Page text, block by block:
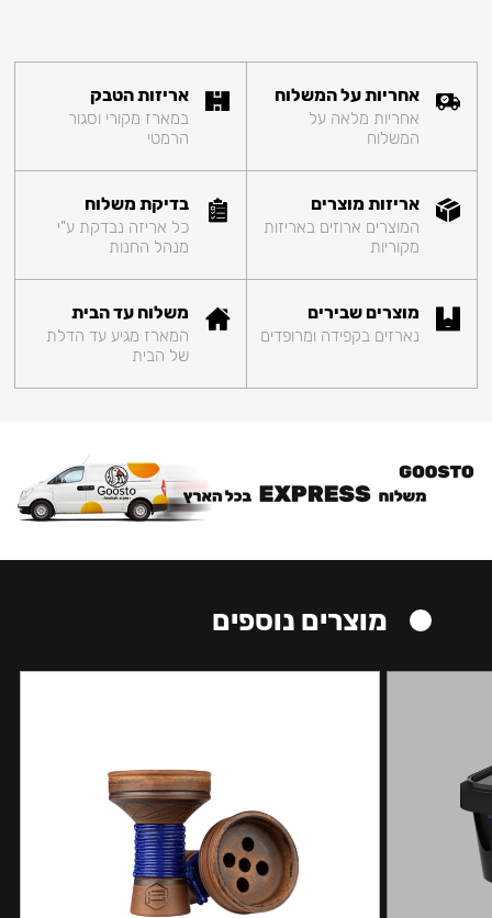
אחריות על המשלוח
אחריות מלאה על
המשלוח
אריזות הטבק
במארז מקורי וסגור
הרמטי
אריזות מוצרים
המוצרים ארוזים באריזות
מקוריות
בדיקת משלוח
כל אריזה נבדקת ע"י
מנהל החנות
מוצרים שבירים
נארזים בקפידה ומרופדים
משלוח עד הבית
המארז מגיע עד הדלת
של הבית
מוצרים נוספים